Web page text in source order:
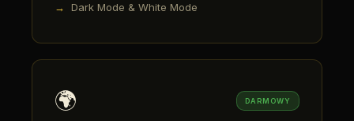
Dark Mode & White Mode
🌍 DARMOWY